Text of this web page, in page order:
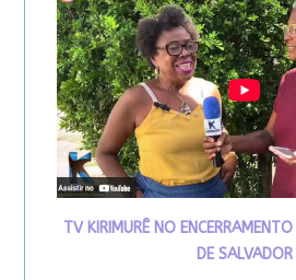
TV KIRIMURÊ NO
DE SALVADOR